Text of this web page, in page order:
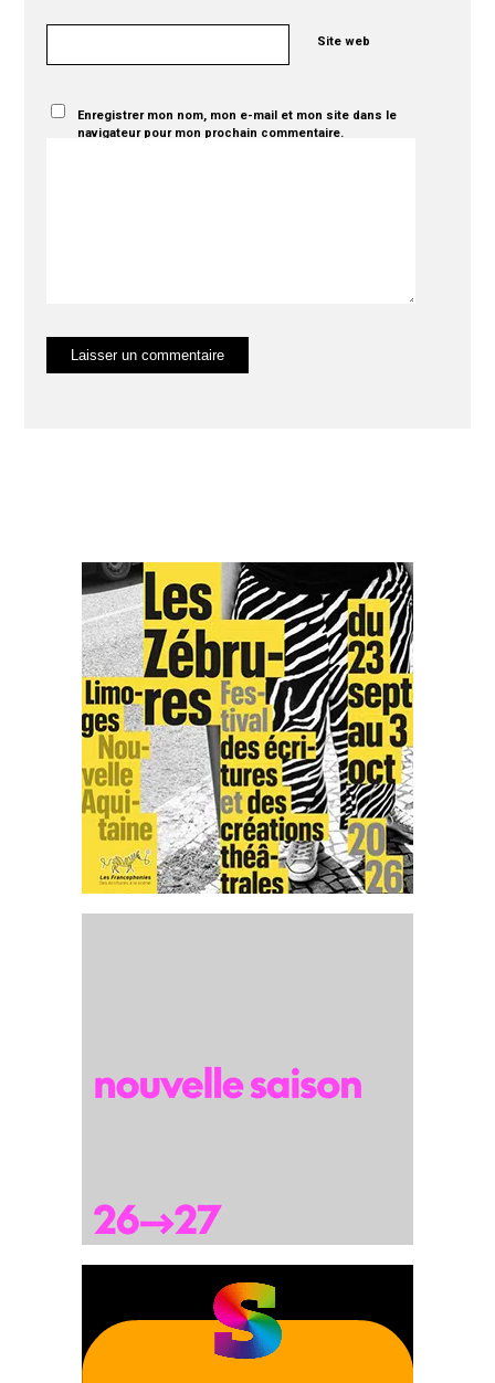
Site web
Enregistrer mon nom, mon e-mail et mon site dans le
navigateur pour mon prochain commentaire.